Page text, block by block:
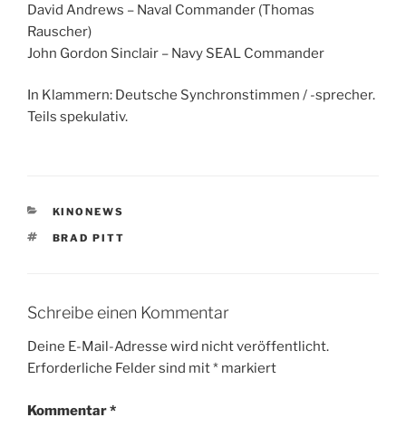
David Andrews – Naval Commander (Thomas
Rauscher)
John Gordon Sinclair – Navy SEAL Commander
In Klammern: Deutsche Synchronstimmen / -sprecher.
Teils spekulativ.
KATEGORIEN
KINONEWS
SCHLAGWÖRTER
BRAD PITT
Schreibe einen Kommentar
Deine E-Mail-Adresse wird nicht veröffentlicht.
Erforderliche Felder sind mit* markiert
Kommentar*